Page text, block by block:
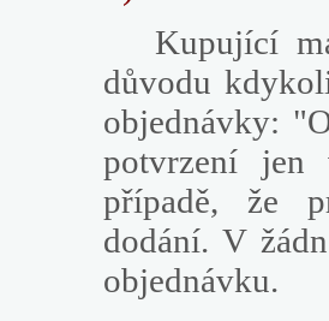
Kupující má
důvodu
objednávky:
potvrzení
případě, že
dodání. V
objednávku.